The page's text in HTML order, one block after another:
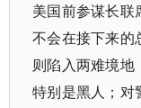
美国前参谋长联
不会在接下来的
则陷入两难境地
特别是黑人；对